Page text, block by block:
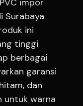
impor
Surabaya
ini
tinggi
berbagai
garansi
dan
untuk warna